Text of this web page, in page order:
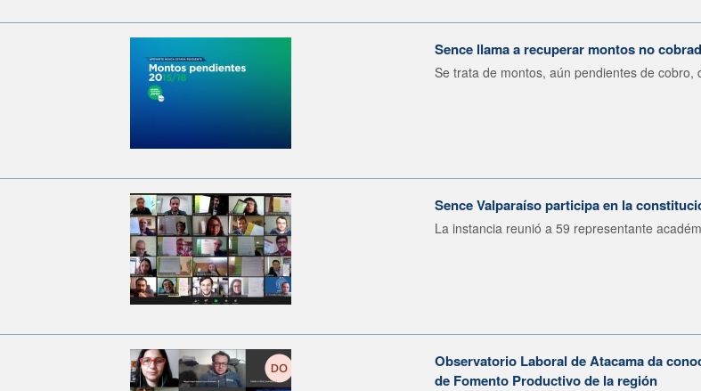
Sence llama a recuperar montos no
Se trata de montos, aún pendientes de cobro,
Sence Valparaíso participa en la
La instancia reunió a 59 representante
Observatorio Laboral de Atacama da
de Fomento Productivo de la región